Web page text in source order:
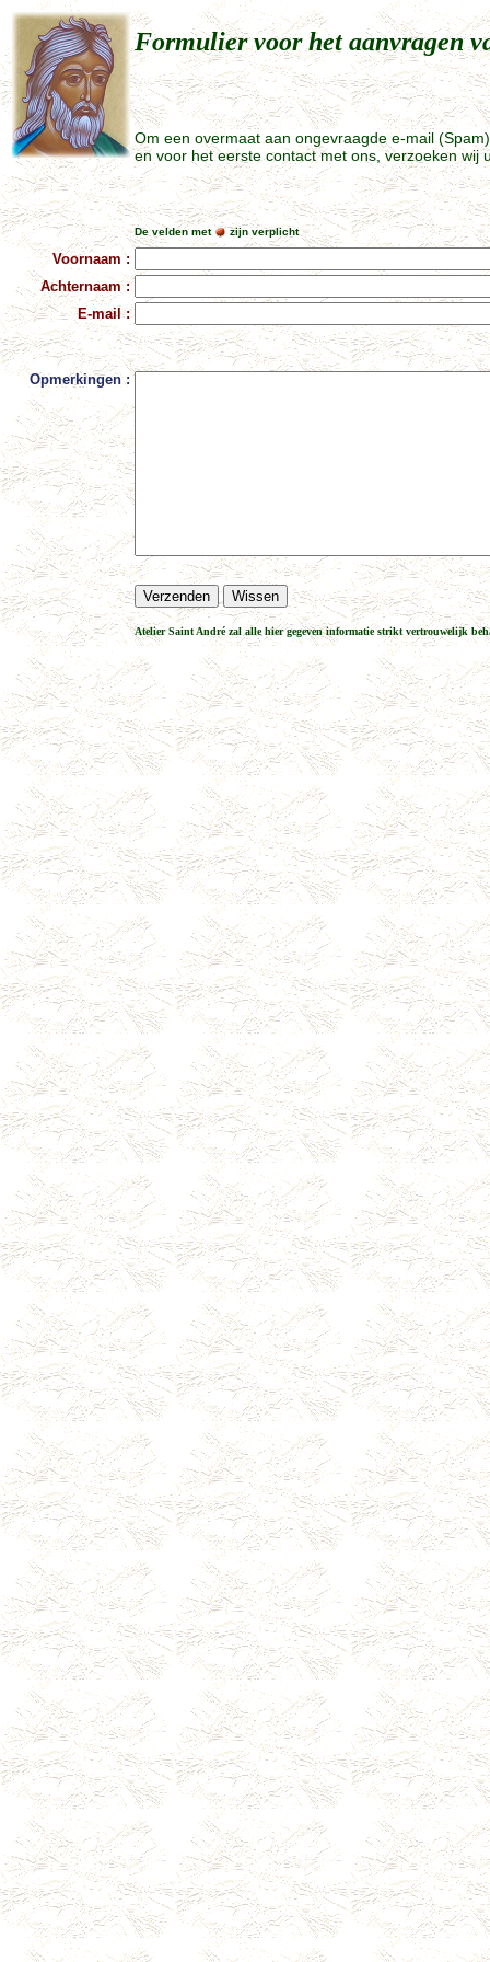
....................
Formulier voor het aanvragen
Om een overmaat aan ongevraagde e-mail
en voor het eerste contact met ons, verzoeken wij
De velden met zijn verplicht
Voornaam :
Achternaam :
E-mail :
Opmerkingen :
Atelier Saint André zal alle hier gegeven informatie strikt vertrouwelijk